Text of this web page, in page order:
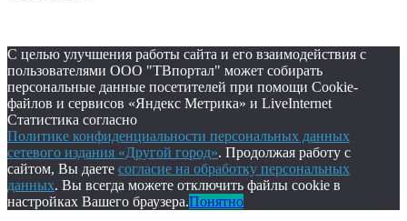
С целью улучшения работы сайта и его взаимодействия с
пользователями ООО "ТВпортал" может собирать
персональные данные посетителей при помощи Cookie-
файлов и сервисов «Яндекс Метрика» и LiveInternet
Статистика согласно
Политике конфиденциальности персональных данных
сетевого издания «Другой город». Продолжая работу с
сайтом, Вы даете согласие на обработку персональных
данных. Вы всегда можете отключить файлы cookie в
настройках Вашего браузера.Понятно